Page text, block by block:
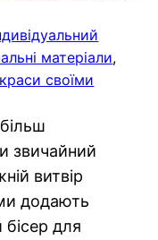
матеріали
своїми
звичайний
витвір
додають
бісер для